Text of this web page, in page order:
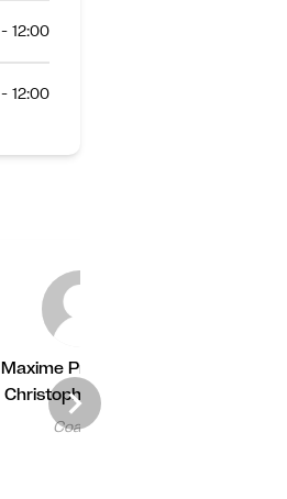
12:00
12:00
Maxime Prouveur &
Christophe Baudrin
Coachs